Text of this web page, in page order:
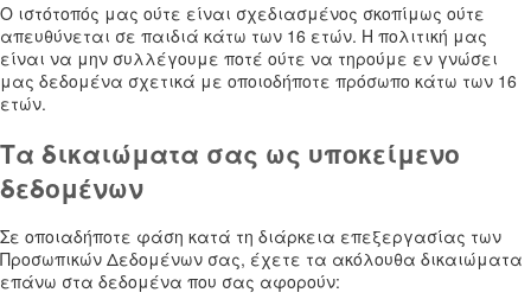
Ο ιστότοπός μας ούτε είναι σχεδιασμένος σκοπίμως ούτε
απευθύνεται σε παιδιά κάτω των 16 ετών. Η πολιτική μας
είναι να μην συλλέγουμε ποτέ ούτε να τηρούμε εν γνώσει
μας δεδομένα σχετικά με οποιοδήποτε πρόσωπο κάτω των 16
ετών.
Τα δικαιώματα σας ως υποκείμενο
δεδομένων
Σε οποιαδήποτε φάση κατά τη διάρκεια επεξεργασίας των
Προσωπικών Δεδομένων σας, έχετε τα ακόλουθα δικαιώματα
επάνω στα δεδομένα που σας αφορούν: